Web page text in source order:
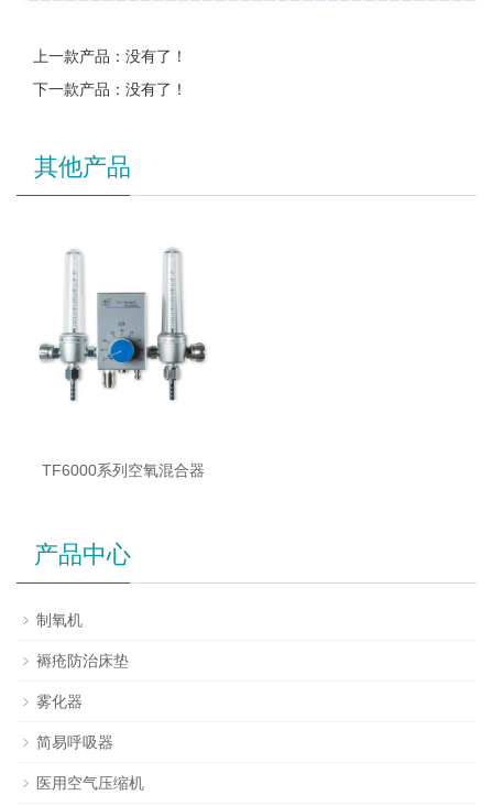
上一款产品：没有了！
下一款产品：没有了！
其他产品
TF6000系列空氧混合器
产品中心
制氧机
褥疮防治床垫
雾化器
简易呼吸器
医用空气压缩机